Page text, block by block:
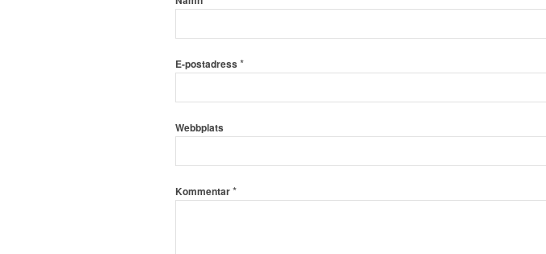
E-postadress *
Webbplats
Kommentar*